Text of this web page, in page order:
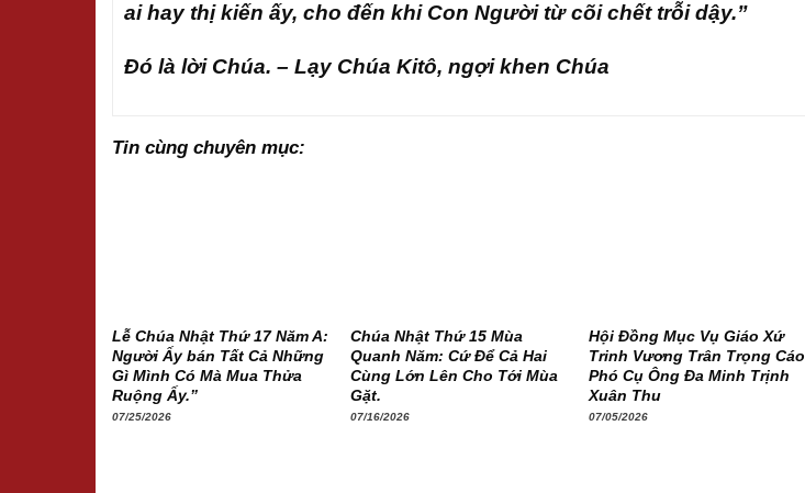
ai hay thị kiến ấy, cho đến khi Con Người từ cõi chết trỗi dậy.”
Đó là lời Chúa. – Lạy Chúa Kitô, ngợi khen Chúa
Tin cùng chuyên mục:
Lễ Chúa Nhật Thứ 17 Năm A:
Người Ấy bán Tất Cả Những
Gì Mình Có Mà Mua Thửa
Ruộng Ấy.”
07/25/2026
Chúa Nhật Thứ 15 Mùa
Quanh Năm: Cứ Để Cả Hai
Cùng Lớn Lên Cho Tới Mùa
Gặt.
07/16/2026
Hội Đồng Mục Vụ Giáo Xứ
Trinh Vương Trân Trọng Cáo
Phó Cụ Ông Đa Minh Trịnh
Xuân Thu
07/05/2026